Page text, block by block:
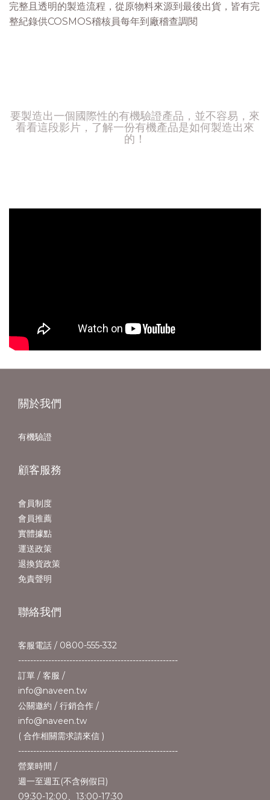
完整且透明的製造流程，從原物料來源到最後出貨，皆有完
整紀錄供COSMOS稽核員每年到廠稽查調閱
要製造出一個國際性的有機驗證產品，並不容易，來
看看這段影片，了解一份有機產品是如何製造出來
的！
關於我們
有機驗證
顧客服務
會員制度
會員推薦
實體據點
運送政策
退換貨政策
免責聲明
聯絡我們
客服電話 / 0800-555-332
-----------------------------------------------------
訂單 / 客服 /
info@naveen.tw
公關邀約 / 行銷合作 /
info@naveen.tw
( 合作相關需求請來信 )
-----------------------------------------------------
營業時間 /
週一至週五(不含例假日)
09:30-12:00、13:00-17:30